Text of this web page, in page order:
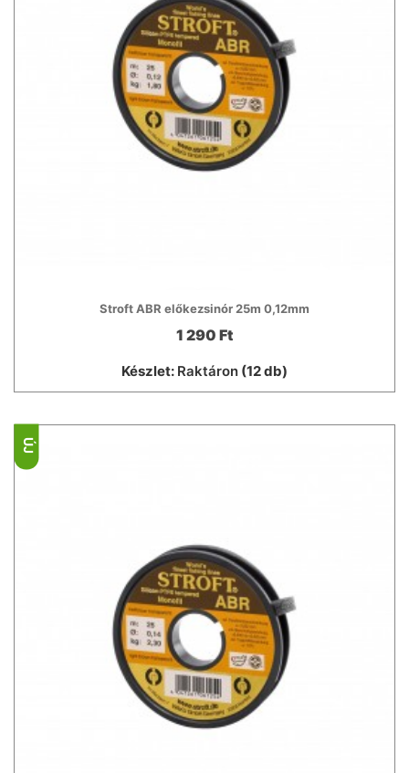
Stroft ABR előkezsinór 25m 0,12mm
1 290 Ft
Készlet: Raktáron (12 db)
ÚJ